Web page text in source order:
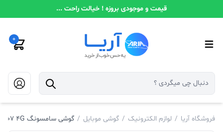
قیمت و موجودی بروزه ! خیالت راحت ...
0
فروشگاه آریا / لوازم الکترونیک / گوشی موبایل / گوشی سامسونگ A07 4G | حافظه 64 رم 4 گیگابایت